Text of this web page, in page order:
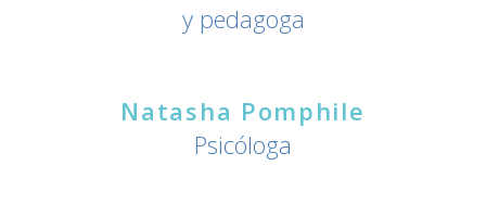
y pedagoga
Natasha Pomphile
Psicóloga